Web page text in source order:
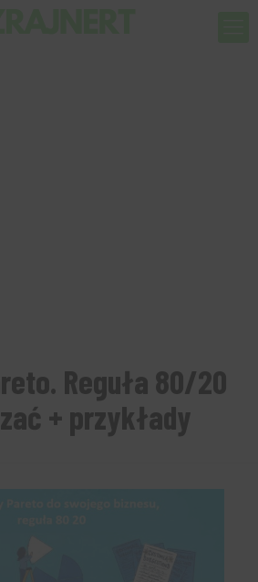
Reguła 80/20
+ przykłady